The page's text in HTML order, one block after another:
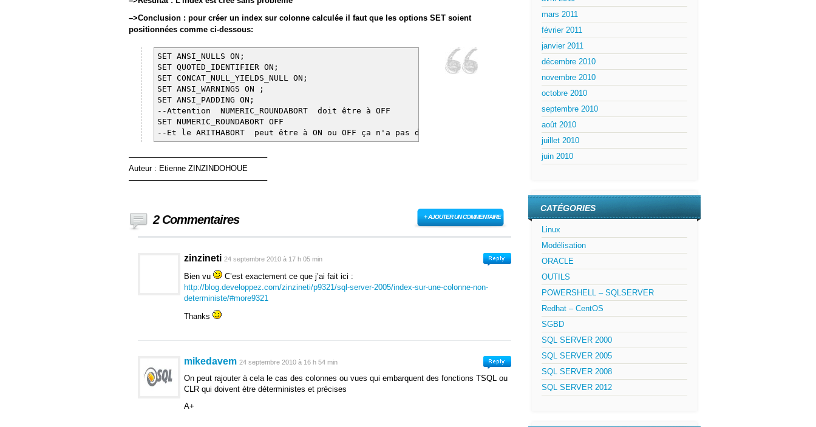
–>Conclusion : pour créer un index sur colonne calculée il faut que les options SET soient
positionnées comme ci-dessous:
SET ANSI_NULLS ON;
SET QUOTED_IDENTIFIER ON;
SET CONCAT_NULL_YIELDS_NULL ON;
SET ANSI_WARNINGS ON ;
SET ANSI_PADDING ON;
--Attention NUMERIC_ROUNDABORT doit être à OFF
SET NUMERIC_ROUNDABORT OFF
--Et le ARITHABORT peut être à ON ou OFF ça n'a pas d'importance !
—————————————————–
Auteur : Etienne ZINZINDOHOUE
—————————————————–
2 Commentaires + AJOUTER UN COMMENTAIRE
zinzineti 24 septembre 2010 à 17 h 05 min
Bien vu
C’est exactement ce que j’ai fait ici :
http://blog.developpez.com/zinzineti/p9321/sql-server-2005/index-sur-une-colonne-non-
deterministe/#more9321
Thanks
mikedavem 24 septembre 2010 à 16 h 54 min
On peut rajouter à cela le cas des colonnes ou vues qui embarquent des fonctions TSQL ou
CLR qui doivent ètre déterministes et précises
A+
mars 2011
février 2011
janvier 2011
décembre 2010
novembre 2010
octobre 2010
septembre 2010
août 2010
juillet 2010
juin 2010
CATÉGORIES
Linux
Modélisation
ORACLE
OUTILS
POWERSHELL – SQLSERVER
Redhat – CentOS
SGBD
SQL SERVER 2000
SQL SERVER 2005
SQL SERVER 2008
SQL SERVER 2012